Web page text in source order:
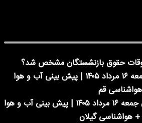
بازنشستگان مشخص شد؟
وضعیت هوای فردا قم جمعه ۱۶ مرداد ۱۴۰۵ | پیش بینی آب و هوا
وضعیت هوای فردا گیلان جمعه ۱۶ مرداد ۱۴۰۵ | پیش بینی آب و هوا